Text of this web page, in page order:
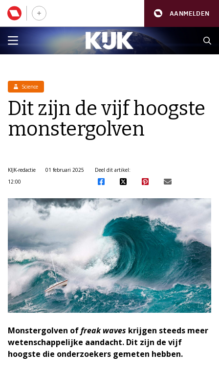
AANMELDEN
Science
Dit zijn de vijf hoogste
monstergolven
KIJK-redactie
01 februari 2025
12:00
Deel dit artikel:
Monstergolven offreak waves krijgen steeds meer
wetenschappelijke aandacht. Dit zijn de vijf
hoogste die onderzoekers gemeten hebben.